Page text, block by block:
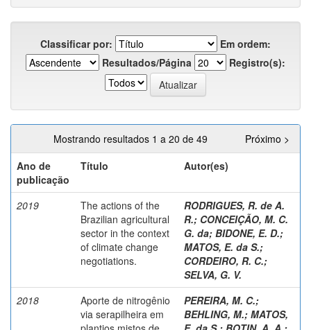
Classificar por:
Em ordem:
Resultados/Página
Registro(s):
Mostrando resultados 1 a 20 de 49
Próximo >
Ano de
publicação
Título Autor(es)
2019
The actions of the
Brazilian agricultural
sector in the context
of climate change
negotiations.
RODRIGUES, R. de A.
R.; CONCEIÇÃO, M. C.
G. da; BIDONE, E. D.;
MATOS, E. da S.;
CORDEIRO, R. C.;
SELVA, G. V.
2018
Aporte de nitrogênio
via serapilheira em
PEREIRA, M. C.;
BEHLING, M.; MATOS,